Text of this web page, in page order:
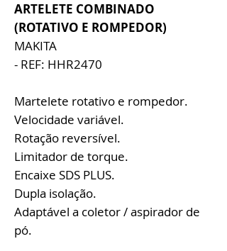
ARTELETE COMBINADO
(ROTATIVO E ROMPEDOR)
MAKITA
- REF: HHR2470
Martelete rotativo e rompedor.
Velocidade variável.
Rotação reversível.
Limitador de torque.
Encaixe SDS PLUS.
Dupla isolação.
Adaptável a coletor / aspirador de
pó.